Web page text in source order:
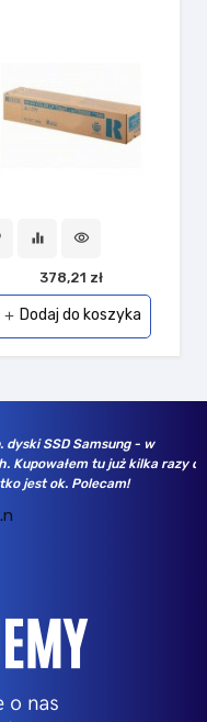
equalizer visibility
378,21 zł
add Dodaj do koszyka
Samsung - w
tu już kilka razy dla
Polecam!